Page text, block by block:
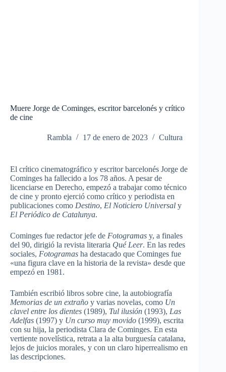
Muere Jorge de Cominges, escritor barcelonés y crítico
de cine
Rambla 17 de enero de 2023 Cultura
El crítico cinematográfico y escritor barcelonés Jorge de
Cominges ha fallecido a los 78 años. A pesar de
licenciarse en Derecho, empezó a trabajar como técnico
de cine y pronto ejerció como crítico y periodista en
publicaciones como Destino, El Noticiero Universal y
El Periódico de Catalunya.
Cominges fue redactor jefe de Fotogramas y, a finales
del 90, dirigió la revista literaria Qué Leer. En las redes
sociales, Fotogramas ha destacado que Cominges fue
«una figura clave en la historia de la revista» desde que
empezó en 1981.
También escribió libros sobre cine, la autobiografía
Memorias de un extraño y varias novelas, como Un
clavel entre los dientes (1989), Tul ilusión (1993), Las
Adelfas (1997) y Un curso muy movido (1999), escrita
con su hija, la periodista Clara de Cominges. En esta
vertiente novelística, retrata a la alta burguesía catalana,
lejos de juicios morales, y con un claro hiperrealismo en
las descripciones.